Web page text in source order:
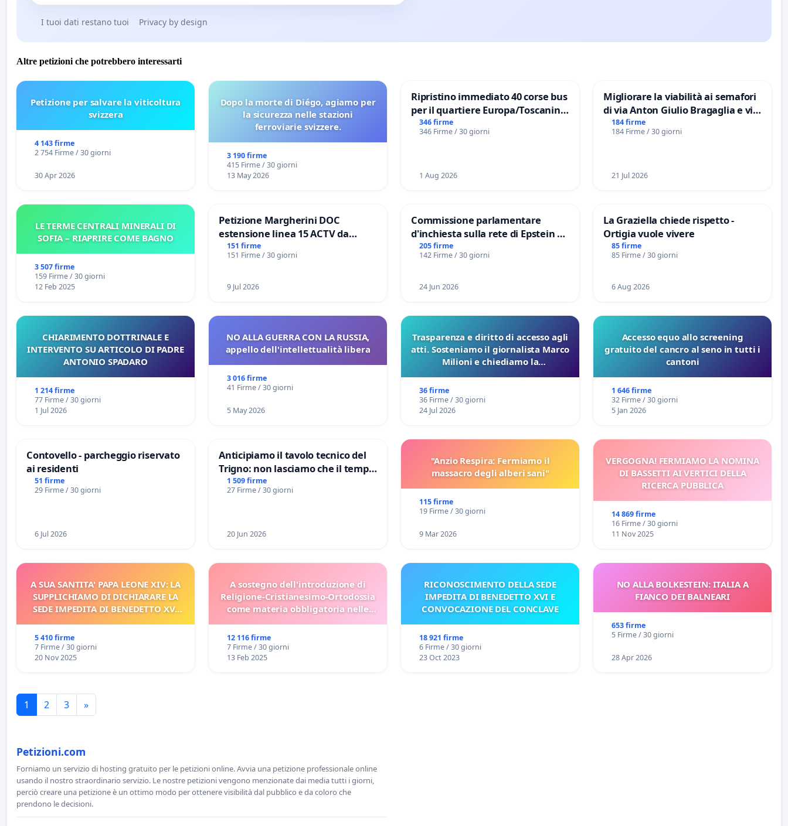
I tuoi dati restano tuoi Privacy by design
Altre petizioni che potrebbero interessarti
Petizione per salvare la viticoltura
svizzera
4 143 firme
2 754 Firme / 30 giorni
30 Apr 2026
Dopo la morte di Diégo, agiamo per
la sicurezza nelle stazioni
ferroviarie svizzere.
3 190 firme
415 Firme / 30 giorni
13 May 2026
Ripristino immediato 40 corse bus
per il quartiere Europa/Toscanini
di Aprilia
346 firme
346 Firme / 30 giorni
1 Aug 2026
Migliorare la viabilità ai semafori
di via Anton Giulio Bragaglia e via
Tieri XV MUNICIPIO DI ROMA
184 firme
184 Firme / 30 giorni
21 Jul 2026
LE TERME CENTRALI MINERALI DI
SOFIA – RIAPRIRE COME BAGNO
3 507 firme
159 Firme / 30 giorni
12 Feb 2025
Petizione Margherini DOC
estensione linea 15 ACTV da
Marghera P.zza S. Antonio
all'aeroporto Marco Polo tariffa a
151 firme
151 Firme / 30 giorni
9 Jul 2026
Commissione parlamentare
d'inchiesta sulla rete di Epstein e
del Mossad: verità sugli Epstein
Files
205 firme
142 Firme / 30 giorni
24 Jun 2026
La Graziella chiede rispetto -
Ortigia vuole vivere
85 firme
85 Firme / 30 giorni
6 Aug 2026
CHIARIMENTO DOTTRINALE E
INTERVENTO SU ARTICOLO DI PADRE
ANTONIO SPADARO
1 214 firme
77 Firme / 30 giorni
1 Jul 2026
NO ALLA GUERRA CON LA RUSSIA,
appello dell'intellettualità libera
3 016 firme
41 Firme / 30 giorni
5 May 2026
Trasparenza e diritto di accesso agli
atti. Sosteniamo il giornalista Marco
Milioni e chiediamo la
sulla Pedemontana Veneta
36 firme
36 Firme / 30 giorni
24 Jul 2026
Accesso equo allo screening
gratuito del cancro al seno in tutti i
cantoni
1 646 firme
32 Firme / 30 giorni
5 Jan 2026
Contovello - parcheggio riservato
ai residenti
51 firme
29 Firme / 30 giorni
6 Jul 2026
Anticipiamo il tavolo tecnico del
Trigno: non lasciamo che il tempo
rallenti le ricerche di Domenico
Racanati
1 509 firme
27 Firme / 30 giorni
20 Jun 2026
"Anzio Respira: Fermiamo il
massacro degli alberi sani"
115 firme
19 Firme / 30 giorni
9 Mar 2026
VERGOGNA! FERMIAMO LA NOMINA
DI BASSETTI AI VERTICI DELLA
RICERCA PUBBLICA
14 869 firme
16 Firme / 30 giorni
11 Nov 2025
A SUA SANTITA' PAPA LEONE XIV: LA
SUPPLICHIAMO DI DICHIARARE LA
SEDE IMPEDITA DI BENEDETTO XVI
5 410 firme
7 Firme / 30 giorni
20 Nov 2025
A sostegno dell'introduzione di
Religione-Cristianesimo-Ortodossia
come materia obbligatoria nelle
12 116 firme
7 Firme / 30 giorni
13 Feb 2025
RICONOSCIMENTO DELLA SEDE
IMPEDITA DI BENEDETTO XVI E
CONVOCAZIONE DEL CONCLAVE
18 921 firme
6 Firme / 30 giorni
23 Oct 2023
NO ALLA BOLKESTEIN: ITALIA A
FIANCO DEI BALNEARI
653 firme
5 Firme / 30 giorni
28 Apr 2026
1 2 3 »
Petizioni.com
Forniamo un servizio di hosting gratuito per le petizioni online. Avvia una petizione professionale online
usando il nostro straordinario servizio. Le nostre petizioni vengono menzionate dai media tutti i giorni,
perciò creare una petizione è un ottimo modo per ottenere visibilità dal pubblico e da coloro che
prendono le decisioni.